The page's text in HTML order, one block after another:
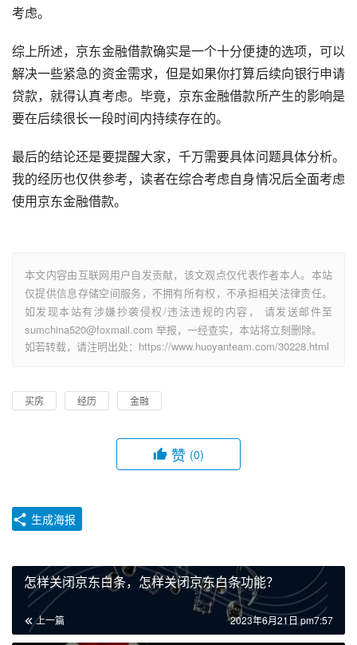
考虑。
综上所述，京东金融借款确实是一个十分便捷的选项，可以
解决一些紧急的资金需求，但是如果你打算后续向银行申请
贷款，就得认真考虑。毕竟，京东金融借款所产生的影响是
要在后续很长一段时间内持续存在的。
最后的结论还是要提醒大家，千万需要具体问题具体分析。
我的经历也仅供参考，读者在综合考虑自身情况后全面考虑
使用京东金融借款。
本文内容由互联网用户自发贡献，该文观点仅代表作者本人。本站
仅提供信息存储空间服务，不拥有所有权，不承担相关法律责任。
如发现本站有涉嫌抄袭侵权/违法违规的内容， 请发送邮件至
sumchina520@foxmail.com 举报，一经查实，本站将立刻删除。
如若转载，请注明出处：https://www.huoyanteam.com/30228.html
买房 经历 金融
赞 (0)
生成海报
怎样关闭京东白条，怎样关闭京东白条功能？
上一篇 2023年6月21日 pm7:57